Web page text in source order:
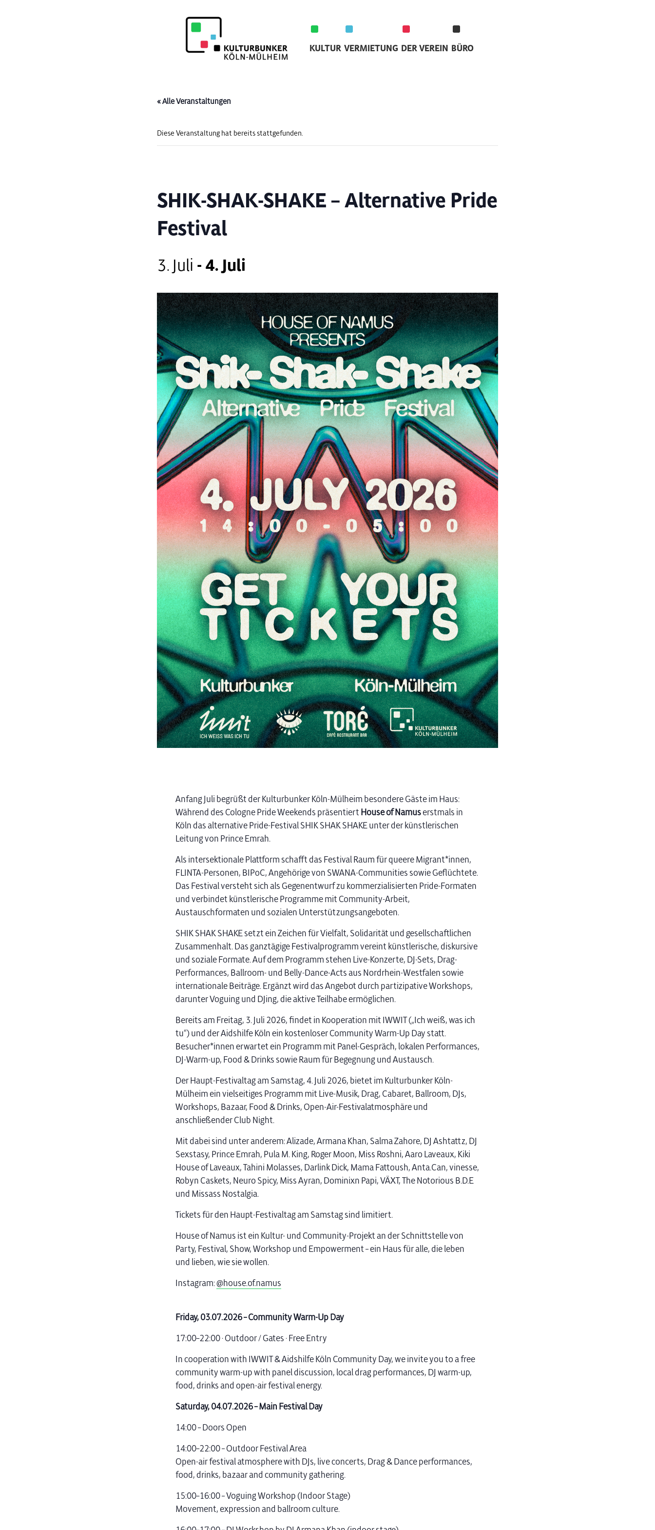
KULTUR VERMIETUNG DER VEREIN BÜRO
« Alle Veranstaltungen
Diese Veranstaltung hat bereits stattgefunden.
SHIK-SHAK-SHAKE – Alternative Pride
Festival
3. Juli - 4. Juli
Anfang Juli begrüßt der Kulturbunker Köln-Mülheim besondere Gäste im Haus:
Während des Cologne Pride Weekends präsentiert House of Namuserstmals in
Köln das alternative Pride-Festival SHIK SHAK SHAKE unter der künstlerischen
Leitung von Prince Emrah.
Als intersektionale Plattform schafft das Festival Raum für queere Migrant*innen,
FLINTA-Personen, BIPoC, Angehörige von SWANA-Communities sowie Geflüchtete.
Das Festival versteht sich als Gegenentwurf zu kommerzialisierten Pride-Formaten
und verbindet künstlerische Programme mit Community-Arbeit,
Austauschformaten und sozialen Unterstützungsangeboten.
SHIK SHAK SHAKE setzt ein Zeichen für Vielfalt, Solidarität und gesellschaftlichen
Zusammenhalt. Das ganztägige Festivalprogramm vereint künstlerische, diskursive
und soziale Formate. Auf dem Programm stehen Live-Konzerte, DJ-Sets, Drag-
Performances, Ballroom- und Belly-Dance-Acts aus Nordrhein-Westfalen sowie
internationale Beiträge. Ergänzt wird das Angebot durch partizipative Workshops,
darunter Voguing und DJing, die aktive Teilhabe ermöglichen.
Bereits am Freitag, 3. Juli 2026, findet in Kooperation mit IWWIT („Ich weiß, was ich
tu“) und der Aidshilfe Köln ein kostenloser Community Warm-Up Day statt.
Besucher*innen erwartet ein Programm mit Panel-Gespräch, lokalen Performances,
DJ-Warm-up, Food & Drinks sowie Raum für Begegnung und Austausch.
Der Haupt-Festivaltag am Samstag, 4. Juli 2026, bietet im Kulturbunker Köln-
Mülheim ein vielseitiges Programm mit Live-Musik, Drag, Cabaret, Ballroom, DJs,
Workshops, Bazaar, Food & Drinks, Open-Air-Festivalatmosphäre und
anschließender Club Night.
Mit dabei sind unter anderem: Alizade, Armana Khan, Salma Zahore, DJ Ashtattz, DJ
Sexstasy, Prince Emrah, Pula M. King, Roger Moon, Miss Roshni, Aaro Laveaux, Kiki
House of Laveaux, Tahini Molasses, Darlink Dick, Mama Fattoush, Anta.Can, vinesse,
Robyn Caskets, Neuro Spicy, Miss Ayran, Dominixn Papi, VÄXT, The Notorious B.D.E
und Missass Nostalgia.
Tickets für den Haupt-Festivaltag am Samstag sind limitiert.
House of Namus ist ein Kultur- und Community-Projekt an der Schnittstelle von
Party, Festival, Show, Workshop und Empowerment – ein Haus für alle, die leben
und lieben, wie sie wollen.
Instagram:@house.of.namus
Friday, 03.07.2026 – Community Warm-Up Day
17:00–22:00 · Outdoor / Gates · Free Entry
In cooperation with IWWIT & Aidshilfe Köln Community Day, we invite you to a free
community warm-up with panel discussion, local drag performances, DJ warm-up,
food, drinks and open-air festival energy.
Saturday, 04.07.2026 – Main Festival Day
14:00 – Doors Open
14:00–22:00 – Outdoor Festival Area
Open-air festival atmosphere with DJs, live concerts, Drag & Dance performances,
food, drinks, bazaar and community gathering.
15:00–16:00 – Voguing Workshop (Indoor Stage)
Movement, expression and ballroom culture.